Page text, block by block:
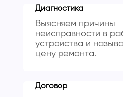
Диагностика
Выясняем причины
неисправности в
устройства и
цену ремонта.
Договор